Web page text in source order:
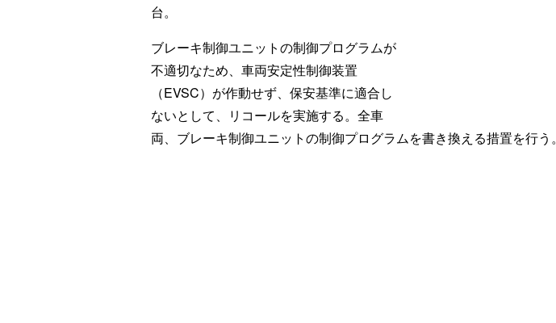
台。
ブレーキ制御ユニットの制御プログラムが
不適切なため、車両安定性制御装置
（EVSC）が作動せず、保安基準に適合し
ないとして、リコールを実施する。全車
両、ブレーキ制御ユニットの制御プログラムを書き換える措置を行う。